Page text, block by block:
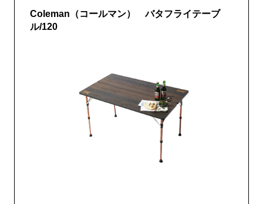
Coleman（コールマン） バタフライテーブ
ル/120